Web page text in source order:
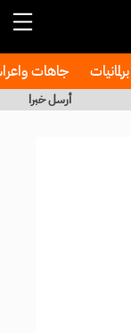
برلمانيات جاهات
أرسل خبرا